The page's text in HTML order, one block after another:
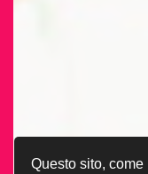
Questo sito,